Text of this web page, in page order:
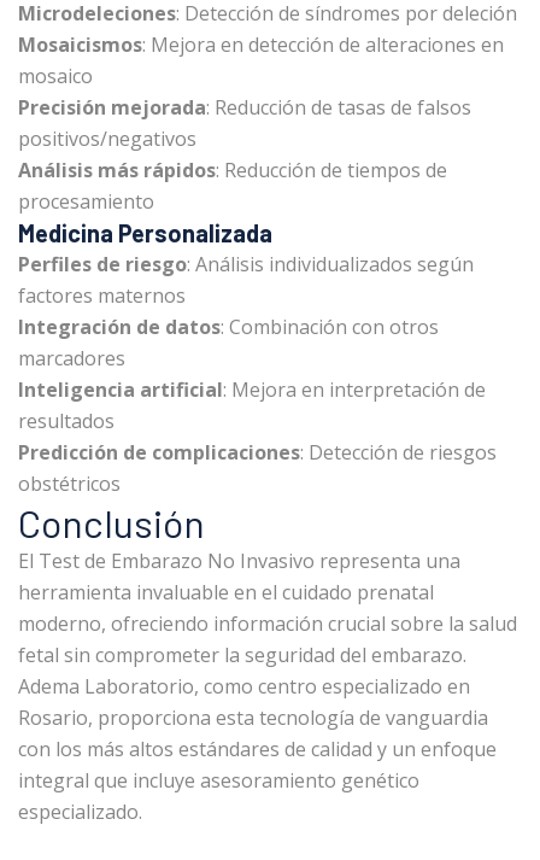
Microdeleciones: Detección de síndromes por deleción
Mosaicismos: Mejora en detección de alteraciones en
mosaico
Precisión mejorada: Reducción de tasas de falsos
positivos/negativos
Análisis más rápidos: Reducción de tiempos de
procesamiento
Medicina Personalizada
Perfiles de riesgo: Análisis individualizados según
factores maternos
Integración de datos: Combinación con otros
marcadores
Inteligencia artificial: Mejora en interpretación de
resultados
Predicción de complicaciones: Detección de riesgos
obstétricos
Conclusión
El Test de Embarazo No Invasivo representa una
herramienta invaluable en el cuidado prenatal
moderno, ofreciendo información crucial sobre la salud
fetal sin comprometer la seguridad del embarazo.
Adema Laboratorio, como centro especializado en
Rosario, proporciona esta tecnología de vanguardia
con los más altos estándares de calidad y un enfoque
integral que incluye asesoramiento genético
especializado.